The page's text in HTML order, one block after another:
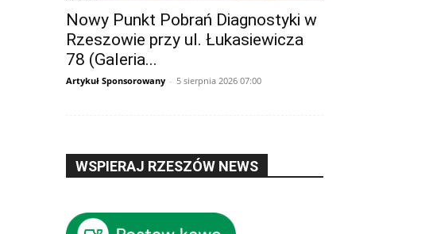
Nowy Punkt Pobrań Diagnostyki w
Rzeszowie przy ul. Łukasiewicza
78 (Galeria...
Artykuł Sponsorowany - 5 sierpnia 2026 07:00
WSPIERAJ RZESZÓW NEWS